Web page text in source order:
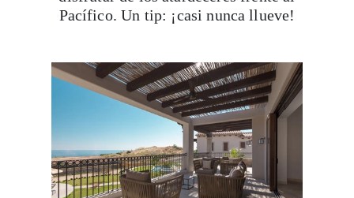
Pacífico. Un tip: ¡casi nunca llueve!